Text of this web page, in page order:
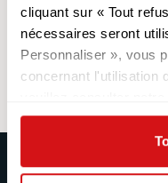
cliquant sur « Tout
nécessaires seront
Personnaliser », vous
concernant l'utilisation